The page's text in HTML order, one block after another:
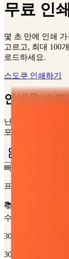
무료 인
몇 초 만에 인쇄
고르고, 최대 100
로드하세요.
스도쿠 인쇄하기
인쇄용 스도
난이도를 선택하
포함된 인쇄용
빠른 시나리오
프리셋을 선택해
📚
수업
30개, 혼합 난이도
30